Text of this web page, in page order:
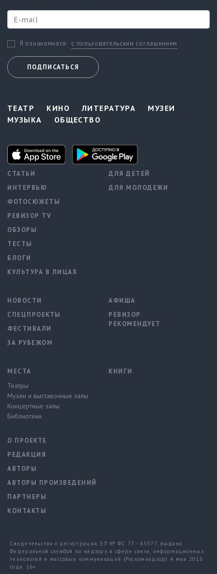
Я ознакомился с пользовательским соглашением
ПОДПИСАТЬСЯ
ТЕАТР КИНО ЛИТЕРАТУРА
МУЗЕИ
МУЗЫКА
ОБЩЕСТВО
СТАТЬИ
ИНТЕРВЬЮ
ФОТОСЮЖЕТЫ
РЕВИЗОР TV
ОБЗОРЫ
ТЕСТЫ
БЛОГИ
КУЛЬТУРА В ЛИЦАХ
ДЛЯ ДЕТЕЙ
ДЛЯ МОЛОДЕЖИ
НОВОСТИ
СПЕЦПРОЕКТЫ
ФЕСТИВАЛИ
ЗА РУБЕЖОМ
АФИША
РЕВИЗОР
РЕКОМЕНДУЕТ
МЕСТА
Театры
Музеи и выставочные залы
Концертные залы
Библиотеки
КНИГИ
О ПРОЕКТЕ
РЕДАКЦИЯ
АВТОРЫ
АВТОРЫ ПРОИЗВЕДЕНИЙ
ПАРТНЕРЫ
КОНТАКТЫ
Свидетельство о регистрации ЭЛ № ФС 77 - 65577, выдано
Федеральной службой по надзору в сфере связи, информационных
технологий и массовых коммуникаций (Роскомнадзор) 4 мая 2016
года. 16+